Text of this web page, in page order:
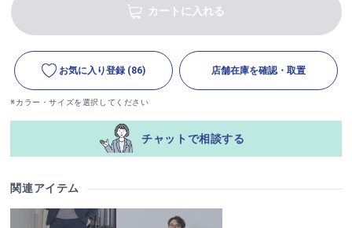
カートに入れる
お気に入り登録 (86) 店舗在庫を確認・取置
※カラー・サイズを選択してください
チャットで相談する
関連アイテム